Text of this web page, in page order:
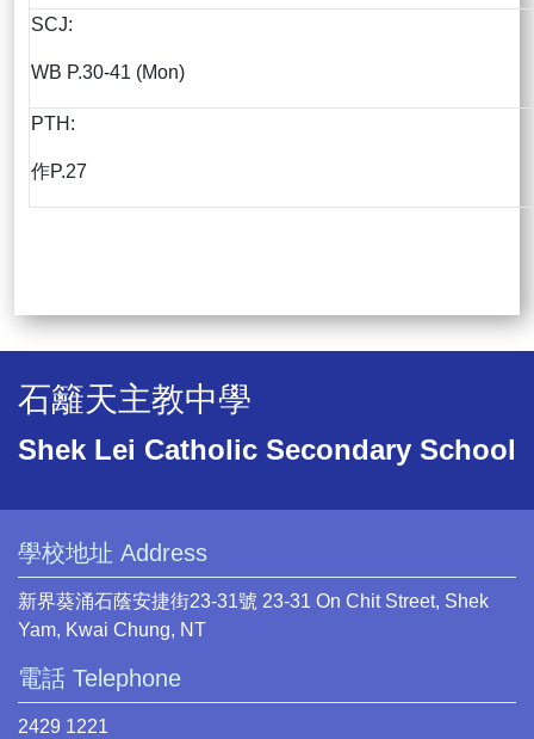
SCJ:
WB P.30-41 (Mon)
PTH:
作P.27
石籬天主教中學
Shek Lei Catholic Secondary School
學校地址 Address
新界葵涌石蔭安捷街23-31號 23-31 On Chit Street, Shek
Yam, Kwai Chung, NT
電話 Telephone
2429 1221